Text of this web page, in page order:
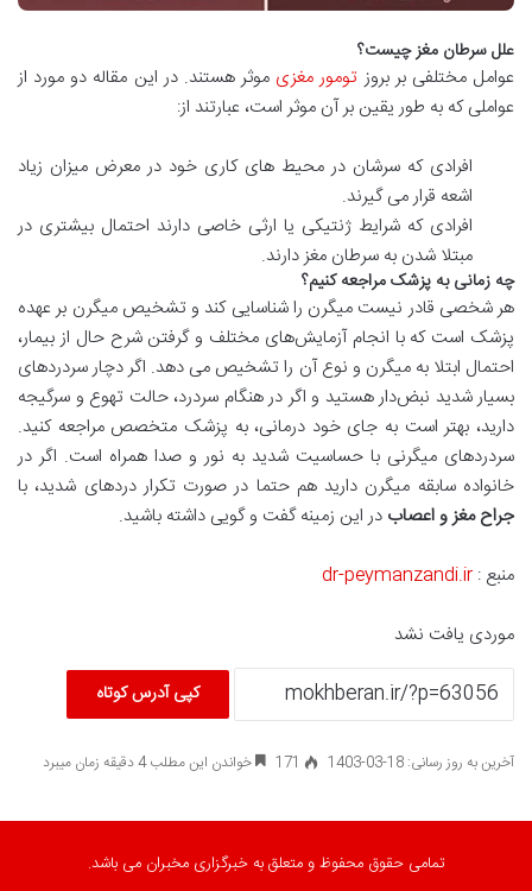
علل سرطان مغز چیست؟
عوامل مختلفی بر بروز تومور مغزی موثر هستند. در این مقاله دو مورد از
عواملی که به طور یقین بر آن موثر است، عبارتند از:
افرادی که سرشان در محیط های کاری خود در معرض میزان زیاد
اشعه قرار می گیرند.
افرادی که شرایط ژنتیکی یا ارثی خاصی دارند احتمال بیشتری در
مبتلا شدن به سرطان مغز دارند.
چه زمانی به پزشک مراجعه کنیم؟
هر شخصی قادر نیست میگرن را شناسایی کند و تشخیص میگرن بر عهده
پزشک است که با انجام آزمایش‌های مختلف و گرفتن شرح حال از بیمار،
احتمال ابتلا به میگرن و نوع آن را تشخیص می دهد. اگر دچار سردردهای
بسیار شدید نبض‌دار هستید و اگر در هنگام سردرد، حالت تهوع و سرگیجه
دارید، بهتر است به جای خود درمانی، به پزشک متخصص مراجعه کنید.
سردردهای میگرنی با حساسیت شدید به نور و صدا همراه است. اگر در
خانواده سابقه میگرن دارید هم حتما در صورت تکرار دردهای شدید، با
جراح مغز و اعصاب در این زمینه گفت و گویی داشته باشید.
منبع : dr-peymanzandi.ir
موردی یافت نشد
کپی آدرس کوتاه
آخرین به روز رسانی: 18-03-1403 171 خواندن این مطلب 4 دقیقه زمان میبرد
تمامی حقوق محفوظ و متعلق به خبرگزاری مخبران می باشد.